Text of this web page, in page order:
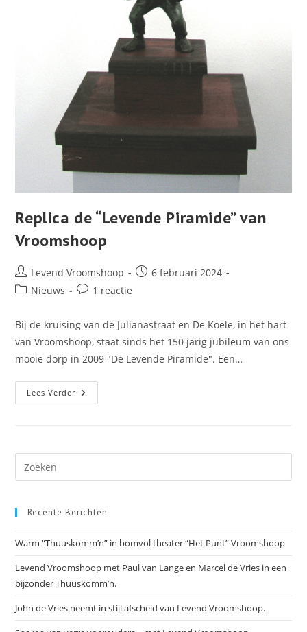
Replica de “Levende Piramide” van
Vroomshoop
Bericht
auteur:
Levend Vroomshoop
Bericht6 februari 2024
Berichtcategorie:
Nieuws
Bericht1 reactie
Bij de kruising van de Julianastraat en De Koele, in het hart
van Vroomshoop, staat sinds het 150 jarig jubileum van ons
mooie dorp in 2009 "De Levende Piramide". Een…
Lees VerderReplica
De
Recente Berichten
Warm “Thuuskomm’n” in bomvol theater “Het Punt” Vroomshoop
Levend Vroomshoop met Paul van Lange en Marcel de Vries in een
bijzonder Thuuskomm’n.
John de Vries neemt in stijl afscheid van Levend Vroomshoop.